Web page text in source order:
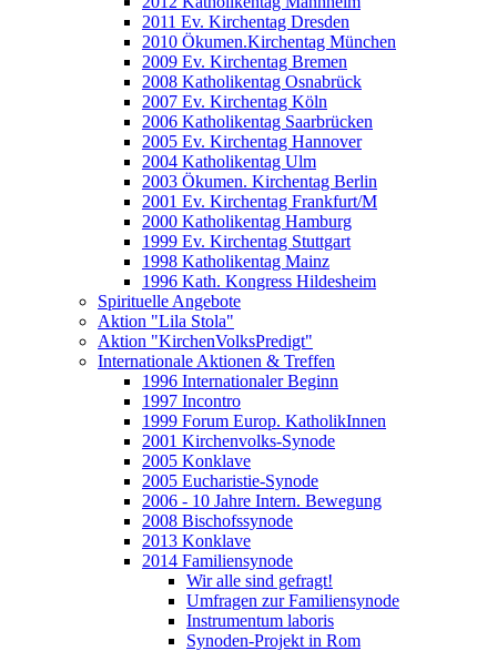
2011 Ev. Kirchentag Dresden
2010 Ökumen.Kirchentag München
2009 Ev. Kirchentag Bremen
2008 Katholikentag Osnabrück
2007 Ev. Kirchentag Köln
2006 Katholikentag Saarbrücken
2005 Ev. Kirchentag Hannover
2004 Katholikentag Ulm
2003 Ökumen. Kirchentag Berlin
2001 Ev. Kirchentag Frankfurt/M
2000 Katholikentag Hamburg
1999 Ev. Kirchentag Stuttgart
1998 Katholikentag Mainz
1996 Kath. Kongress Hildesheim
Spirituelle Angebote
Aktion "Lila Stola"
Aktion "KirchenVolksPredigt"
Internationale Aktionen & Treffen
1996 Internationaler Beginn
1997 Incontro
1999 Forum Europ. KatholikInnen
2001 Kirchenvolks-Synode
2005 Konklave
2005 Eucharistie-Synode
2006 - 10 Jahre Intern. Bewegung
2008 Bischofssynode
2013 Konklave
2014 Familiensynode
Wir alle sind gefragt!
Umfragen zur Familiensynode
Instrumentum laboris
Synoden-Projekt in Rom